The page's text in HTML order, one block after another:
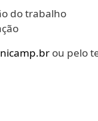
do trabalho
ou pelo